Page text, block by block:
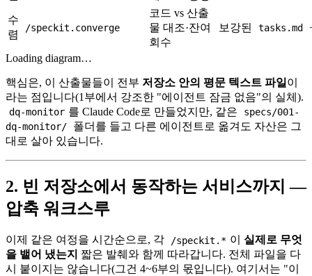
수
렴
/speckit.converge
코드 vs 산출
물 대조·잔여
회수
보강된 tasks.md
Loading diagram…
핵심은, 이 산출물들이 전부 저장소 안의 평문 텍스트 파일 이
라는 점입니다(1부에서 강조한 "에이전트 잠금 없음"의 실체).
dq-monitor 를 Claude Code로 만들었지만, 같은
specs/001-
dq-monitor/
폴더를 들고 다른 에이전트로 옮겨도 자산은 그
대로 살아 있습니다.
2. 빈 저장소에서 동작하는 서비스까지 —
압축 워크스루
이제 같은 여정을 시간순으로, 각 /speckit.* 이 실제로 무엇
을 뱉어 냈는지 짧은 발췌와 함께 따라갑니다. 전체 파일을 다
시 붙이지는 않습니다(그건 4~6부의 몫입니다). 여기서는 "이